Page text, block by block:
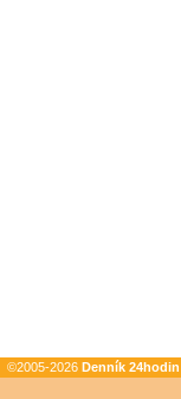
©2005-2026 Denník 24hodin